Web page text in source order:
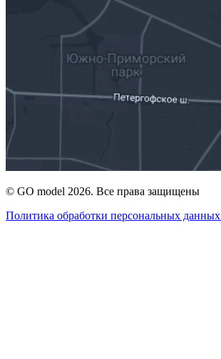
© GO model 2026. Все права защищены
Политика обработки персональных данных